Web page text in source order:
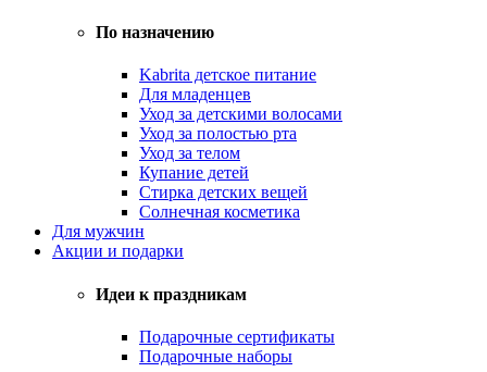
По назначению
Kabrita детское питание
Для младенцев
Уход за детскими волосами
Уход за полостью рта
Уход за телом
Купание детей
Стирка детских вещей
Солнечная косметика
Для мужчин
Акции и подарки
Идеи к праздникам
Подарочные сертификаты
Подарочные наборы